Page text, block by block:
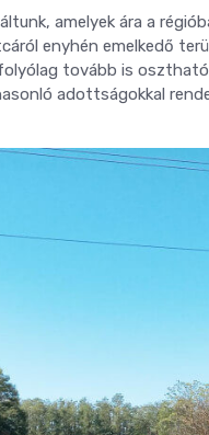
amelyek ára a
enyhén emelkedő
tovább is
adottságokkal